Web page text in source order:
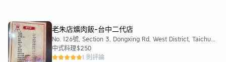
老朱店爌肉飯-台中二代店
No. 126號, Section 3, Dongxing Rd, West District, Taichung
City, 403
中式料理$250
1 則評論